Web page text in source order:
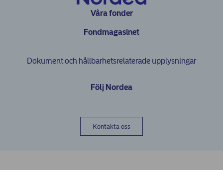
Våra fonder
Fondmagasinet
Dokument och hållbarhetsrelaterade upplysningar
Följ Nordea
Kontakta oss